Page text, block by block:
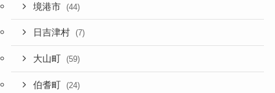
境港市 (44)
日吉津村 (7)
大山町 (59)
伯耆町 (24)